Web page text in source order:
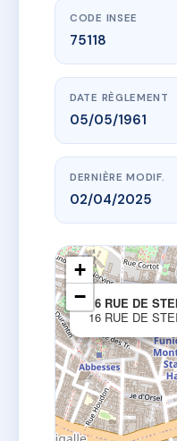
CODE INSEE
75118
DATE RÈGLEMENT
05/05/1961
DERNIÈRE MODIF.
02/04/2025
16 RUE DE
16 RUE DE
+
−